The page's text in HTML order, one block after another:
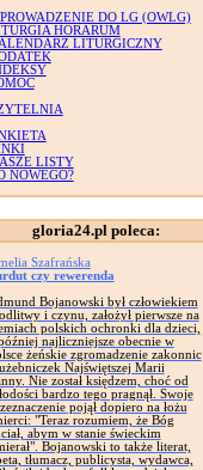
DO LG (OWLG)
HORARUM
LITURGICZNY
LISTY
NOWEGO?
gloria24.pl poleca:
Szafrańska
czy rewerenda
Bojanowski był człowiekiem
i czynu, założył pierwsze na
polskich ochronki dla dzieci,
najliczniejsze obecnie w
żeńskie zgromadzenie zakonnic
Najświętszej Marii
Nie został księdzem, choć od
bardzo tego pragnął. Swoje
pojął dopiero na łożu
"Teraz rozumiem, że Bóg
abym w stanie świeckim
Bojanowski to także literat,
tłumacz, publicysta, wydawca,